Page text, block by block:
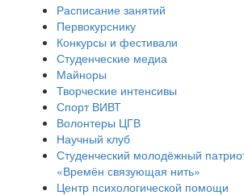
Расписание занятий
Первокурснику
Конкурсы и фестивали
Студенческие медиа
Майноры
Творческие интенсивы
Спорт ВИВТ
Волонтеры ЦГВ
Научный клуб
Студенческий молодёжный
«Времён связующая нить»
Центр психологической помощи